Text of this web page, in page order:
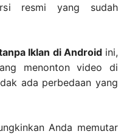
resmi yang sudah
Iklan di Android ini,
menonton video di
ada perbedaan yang
Anda memutar